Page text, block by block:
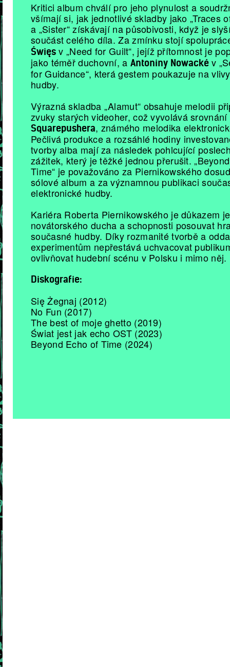
Kritici album chválí pro jeho plynulost a
všímají si, jak jednotlivé skladby jako „Traces
a „Sister“ získávají na působivosti, když je
součást celého díla. Za zmínku stojí
Święs v „Need for Guilt“, jejíž přítomnost je
jako téměř duchovní, a Antoniny Nowackév
for Guidance“, která gestem poukazuje na
hudby.
Výrazná skladba „Alamut“ obsahuje melodii
zvuky starých videoher, což vyvolává
Squarepushera, známého melodika
Pečlivá produkce a rozsáhlé hodiny
tvorby alba mají za následek pohlcující
zážitek, který je těžké jednou přerušit.
Time“ je považováno za Piernikowského
sólové album a za významnou publikaci
elektronické hudby.
Kariéra Roberta Piernikowského je důkazem
novátorského ducha a schopnosti posouvat
současné hudby. Díky rozmanité tvorbě a
experimentům nepřestává uchvacovat
ovlivňovat hudební scénu v Polsku i mimo něj.
Diskografie:
Się Żegnaj (2012)
No Fun (2017)
The best of moje ghetto (2019)
Świat jest jak echo OST (2023)
Beyond Echo of Time (2024)